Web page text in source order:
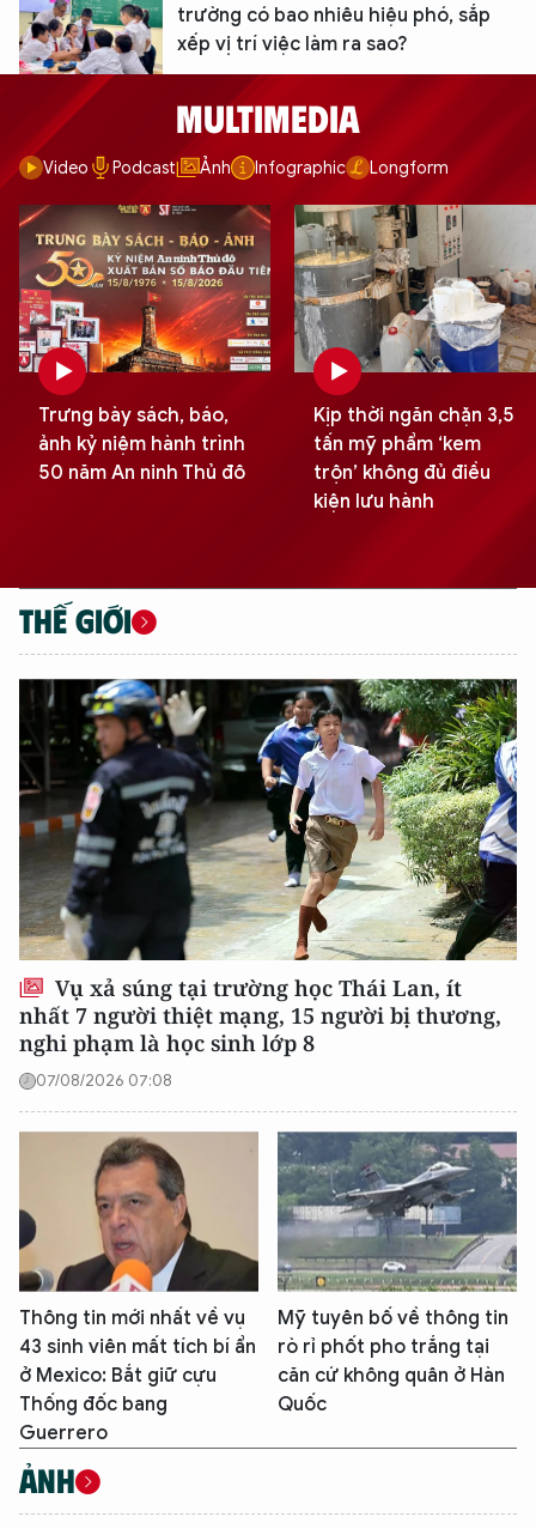
trường có bao nhiêu hiệu phó, sắp
xếp vị trí việc làm ra sao?
MULTIMEDIA
Video Podcast Ảnh Infographic Longform
Trưng bày sách, báo,
ảnh kỷ niệm hành trình
50 năm An ninh Thủ đô
Kịp thời ngăn chặn 3,5
tấn mỹ phẩm ‘kem
trộn’ không đủ điều
kiện lưu hành
THẾ GIỚI
Vụ xả súng tại trường học Thái Lan, ít
nhất 7 người thiệt mạng, 15 người bị thương,
nghi phạm là học sinh lớp 8
07/08/2026 07:08
Thông tin mới nhất về vụ
43 sinh viên mất tích bí ẩn
ở Mexico: Bắt giữ cựu
Thống đốc bang
Guerrero
Mỹ tuyên bố về thông tin
rò rỉ phốt pho trắng tại
căn cứ không quân ở Hàn
Quốc
ẢNH